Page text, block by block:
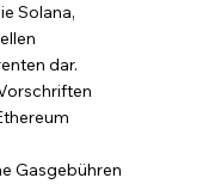
Solana,
dar.
Gasgebühren